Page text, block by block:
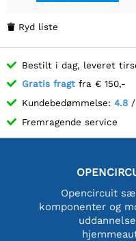
 Ryd liste
Bestilt i dag, leveret
Gratis fragt fra € 150,-
Kundebedømmelse: 4.8
Fremragende service
Opencircuit
komponenter og